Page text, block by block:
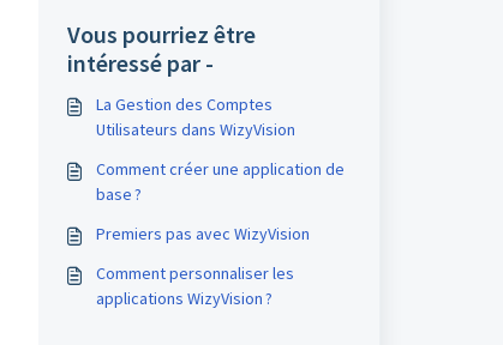
Vous pourriez être
intéressé par -
La Gestion des Comptes
Utilisateurs dans WizyVision
Comment créer une application de
base ?
Premiers pas avec WizyVision
Comment personnaliser les
applications WizyVision ?